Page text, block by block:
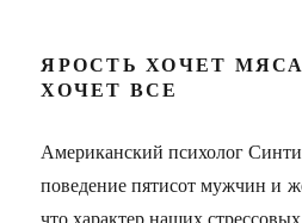
ЯРОСТЬ ХОЧЕТ
ХОЧЕТ ВСЕ
Американский психолог
поведение пятисот мужчин и
что характер наших